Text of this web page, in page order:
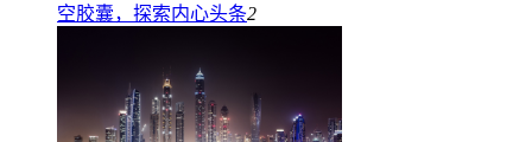
空胶囊，探索内心头条2